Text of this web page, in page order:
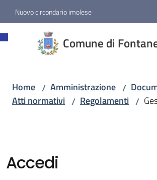
Vai al contenuto
Vai alla navigazione
Vai al footer
Nuovo circondario imolese
Comune di
Fontanelice
Amministrazione
Menu selezionato
Servizi
Home / Amministrazione /
Atti normativi / Regolamenti /
Accedi